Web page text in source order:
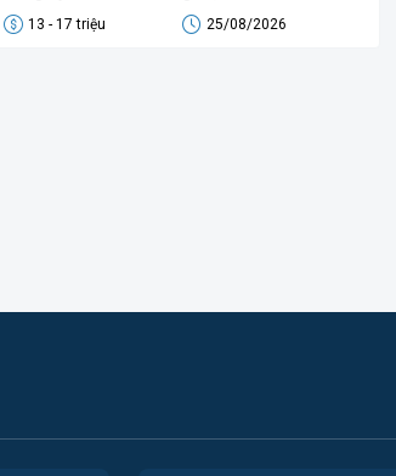
13 - 17 triệu 25/08/2026